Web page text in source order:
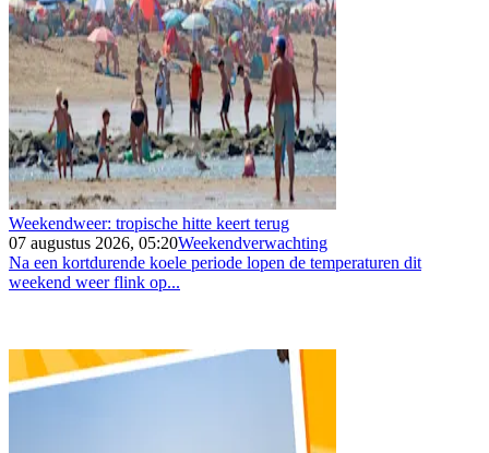
Weekendweer: tropische hitte keert terug
07 augustus 2026, 05:20Weekendverwachting
Na een kortdurende koele periode lopen de temperaturen dit
weekend weer flink op...